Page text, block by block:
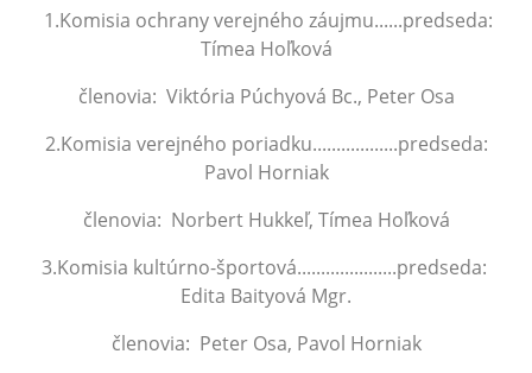
1.Komisia ochrany verejného záujmu......predseda:
Tímea Hoľková
členovia: Viktória Púchyová Bc., Peter Osa
2.Komisia verejného poriadku..................predseda:
Pavol Horniak
členovia: Norbert Hukkeľ, Tímea Hoľková
3.Komisia kultúrno-športová.....................predseda:
Edita Baityová Mgr.
členovia: Peter Osa, Pavol Horniak